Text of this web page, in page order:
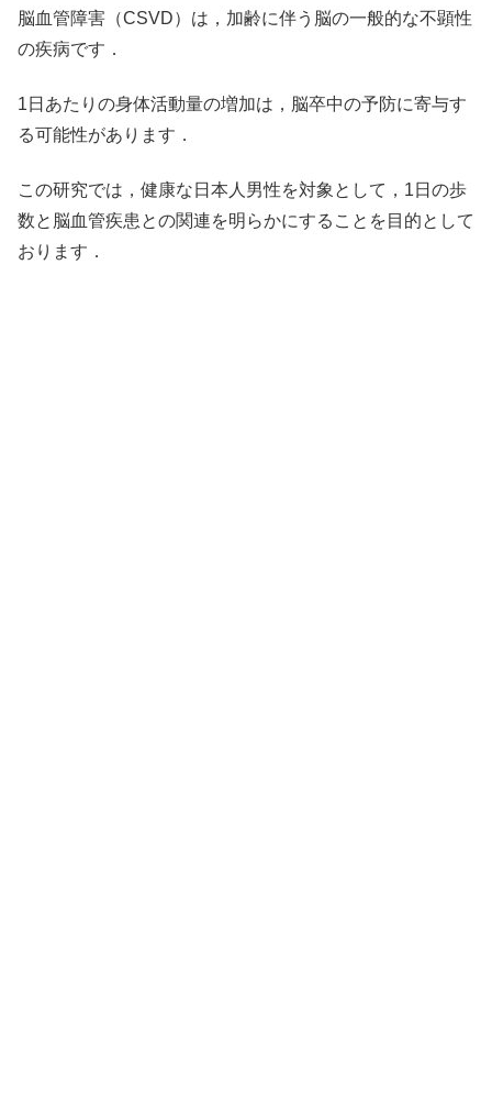
脳血管障害（CSVD）は，加齢に伴う脳の一般的な不顕性
の疾病です．
1日あたりの身体活動量の増加は，脳卒中の予防に寄与す
る可能性があります．
この研究では，健康な日本人男性を対象として，1日の歩
数と脳血管疾患との関連を明らかにすることを目的として
おります．